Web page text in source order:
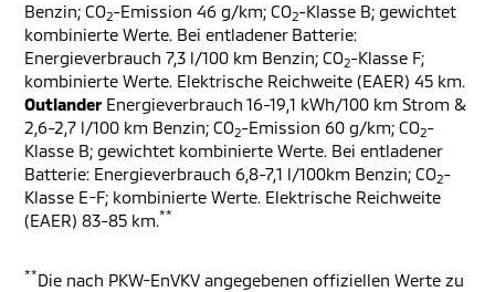
Benzin; CO2-Emission 46 g/km; CO2-Klasse B; gewichtet
kombinierte Werte. Bei entladener Batterie:
Energieverbrauch 7,3 l/100 km Benzin; CO2-Klasse F;
kombinierte Werte. Elektrische Reichweite (EAER) 45 km.
Outlander Energieverbrauch 16-19,1 kWh/100 km Strom &
2,6-2,7 l/100 km Benzin; CO2-Emission 60 g/km; CO2-
Klasse B; gewichtet kombinierte Werte. Bei entladener
Batterie: Energieverbrauch 6,8-7,1 l/100km Benzin; CO2-
Klasse E-F; kombinierte Werte. Elektrische Reichweite
(EAER) 83-85 km.**
**Die nach PKW-EnVKV angegebenen offiziellen Werte zu